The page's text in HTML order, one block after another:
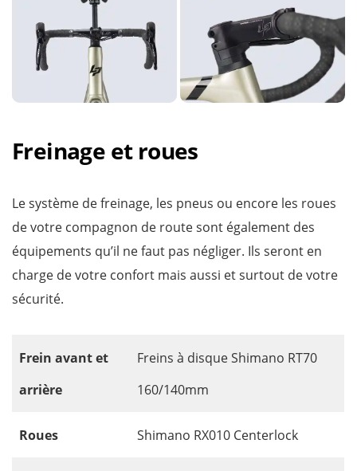
Freinage et roues
Le système de freinage, les pneus ou encore les roues
de votre compagnon de route sont également des
équipements qu’il ne faut pas négliger. Ils seront en
charge de votre confort mais aussi et surtout de votre
sécurité.
Frein avant et
arrière
Freins à disque Shimano RT70
160/140mm
Roues Shimano RX010 Centerlock